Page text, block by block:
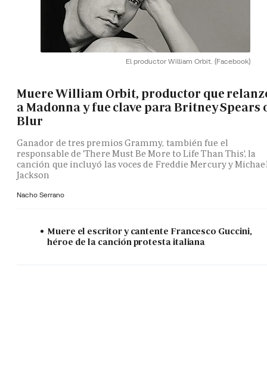
El productor William Orbit. (Facebook)
Muere William Orbit, productor que
a Madonna y fue clave para Britney Spears
Blur
Ganador de tres premios Grammy, también fue el
responsable de 'There Must Be More to Life Than This', la
canción que incluyó las voces de Freddie Mercury y
Jackson
Nacho Serrano
Muere el escritor y cantente Francesco Guccini,
héroe de la canción protesta italiana